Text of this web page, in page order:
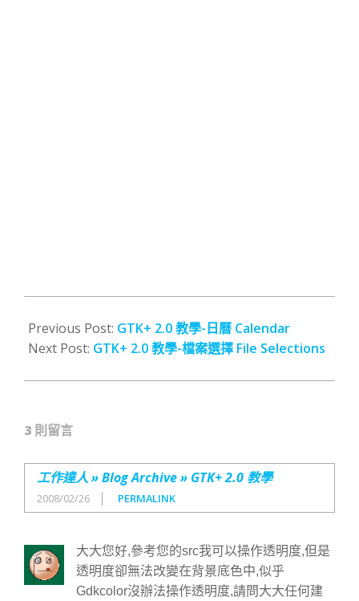
02-
26
Previous Post: GTK+ 2.0 教學-日曆 Calendar
Next Post: GTK+ 2.0 教學-檔案選擇 File Selections
3 則留言
工作達人 » Blog Archive » GTK+ 2.0 教學
2008/02/26 PERMALINK
大大您好,參考您的src我可以操作透明度,但是
透明度卻無法改變在背景底色中,似乎
Gdkcolor沒辦法操作透明度,請問大大任何建